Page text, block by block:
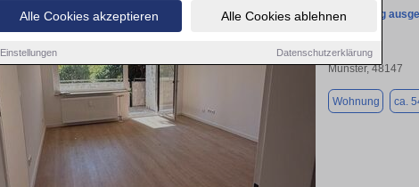
Alle Cookies akzeptieren Alle Cookies ablehnen
Einstellungen Datenschutzerklärung
Hochwertig
Münster, 48147
Wohnung ca.